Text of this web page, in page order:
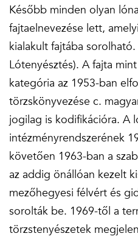
Később minden olyan
fajtaelnevezése lett,
kialakult fajtába
Lótenyésztés). A fajta
kategória az 1953-ban
törzskönyvezése c.
jogilag is kodifikációra. A
intézményrendszerének
követően 1963-ban a
az addig önállóan kezelt
mezőhegyesi félvért és
sorolták be. 1969-től a
törzstenyészetek